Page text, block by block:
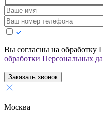
Вы согласны на обработку
обработки Персональных
Заказать звонок
Москва